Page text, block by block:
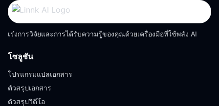
เร่งการวิจัยและการได้รับความรู้ของคุณด้วยเครื่องมือที่ใช้พลัง AI
โซลูชัน
โปรแกรมแปลเอกสาร
ตัวสรุปเอกสาร
ตัวสรุปวิดีโอ